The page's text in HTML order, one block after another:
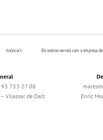
Anúncia’t Els nostres serveis com a empresa
753 27 08
Vilassar de Dalt
Enric